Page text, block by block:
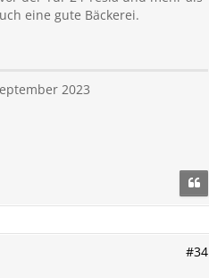
eine gute Bäckerei.
2023
#34